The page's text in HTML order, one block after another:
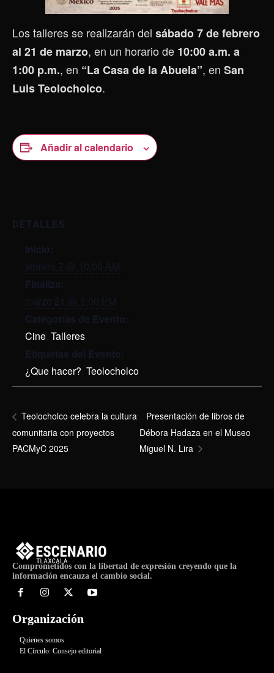
Los talleres se realizarán del sábado 7 de febrero
al 21 de marzo, en un horario de 10:00 a.m. a
1:00 p.m., en “La Casa de la Abuela”, en San
Luis Teolocholco.
Añadir al calendario
DETALLES
Inicio:
febrero 7 @ 10:00 AM
Finaliza:
marzo 21 @ 1:00 PM
Categorías de Evento:
Cine, Talleres
Etiquetas del Evento:
¿Que hacer?, Teolocholco
Teolocholco celebra la cultura
comunitaria con proyectos
PACMyC 2025
Presentación de libros de
Débora Hadaza en el Museo
Miguel N. Lira
Comprometidos con la libertad de expresión creyendo que la
información encauza el cambio social.
Organización
Quienes somos
El Círculo: Consejo editorial